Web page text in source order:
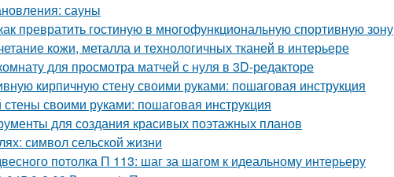
сауны
превратить гостиную в многофункциональную спортивную зону
кожи, металла и технологичных тканей в интерьере
для просмотра матчей с нуля в 3D-редакторе
кирпичную стену своими руками: пошаговая инструкция
своими руками: пошаговая инструкция
для создания красивых поэтажных планов
символ сельской жизни
потолка П 113: шаг за шагом к идеальному интерьеру